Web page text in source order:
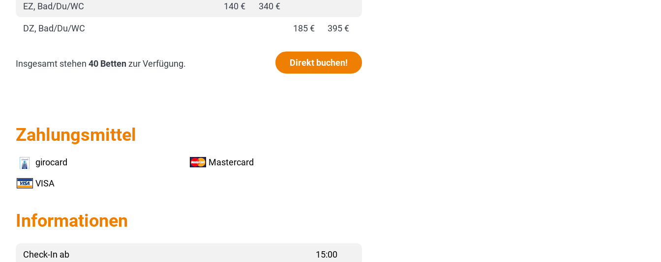
EZ, Bad/Du/WC 140 € 340 €
DZ, Bad/Du/WC 185 € 395 €
Insgesamt stehen 40 Bettenzur Verfügung. Direkt buchen!
Zahlungsmittel
girocard Mastercard
VISA
Informationen
Check-In ab 15:00